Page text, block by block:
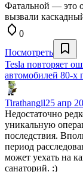
Фатальной — это
вызвали
0
Посмотреть
Tesla повторяет
автомобилей 80-х
Tirathangil25 апр
Недостаточно
уникальную
последствия.
период
может уехать на
санаторий. :)